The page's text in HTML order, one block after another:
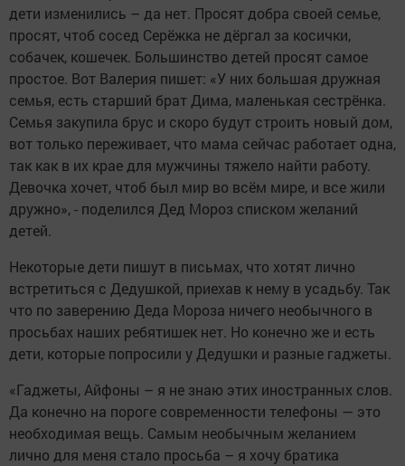
дети изменились – да нет. Просят добра своей семье,
просят, чтоб сосед Серёжка не дёргал за косички,
собачек, кошечек. Большинство детей просят самое
простое. Вот Валерия пишет: «У них большая дружная
семья, есть старший брат Дима, маленькая сестрёнка.
Семья закупила брус и скоро будут строить новый дом,
вот только переживает, что мама сейчас работает одна,
так как в их крае для мужчины тяжело найти работу.
Девочка хочет, чтоб был мир во всём мире, и все жили
дружно», - поделился Дед Мороз списком желаний
детей.
Некоторые дети пишут в письмах, что хотят лично
встретиться с Дедушкой, приехав к нему в усадьбу. Так
что по заверению Деда Мороза ничего необычного в
просьбах наших ребятишек нет. Но конечно же и есть
дети, которые попросили у Дедушки и разные гаджеты.
«Гаджеты, Айфоны – я не знаю этих иностранных слов.
Да конечно на пороге современности телефоны — это
необходимая вещь. Самым необычным желанием
лично для меня стало просьба – я хочу братика